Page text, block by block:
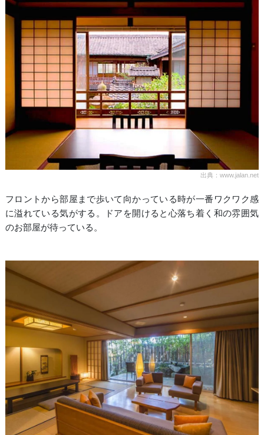
出典：www.jalan.net
フロントから部屋まで歩いて向かっている時が一番ワクワク感
に溢れている気がする。ドアを開けると心落ち着く和の雰囲気
のお部屋が待っている。